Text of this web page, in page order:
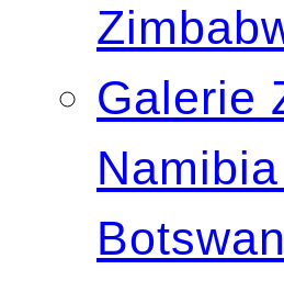
Galerie